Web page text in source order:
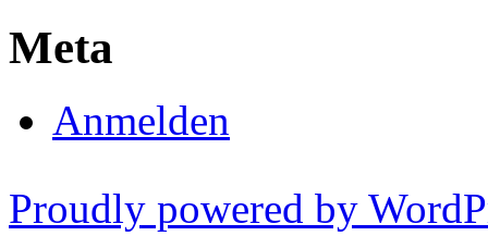
Meta
Anmelden
Proudly powered by